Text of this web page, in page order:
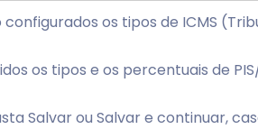
configurados os tipos de ICMS
os tipos e os percentuais de
Salvar ou Salvar e continuar,